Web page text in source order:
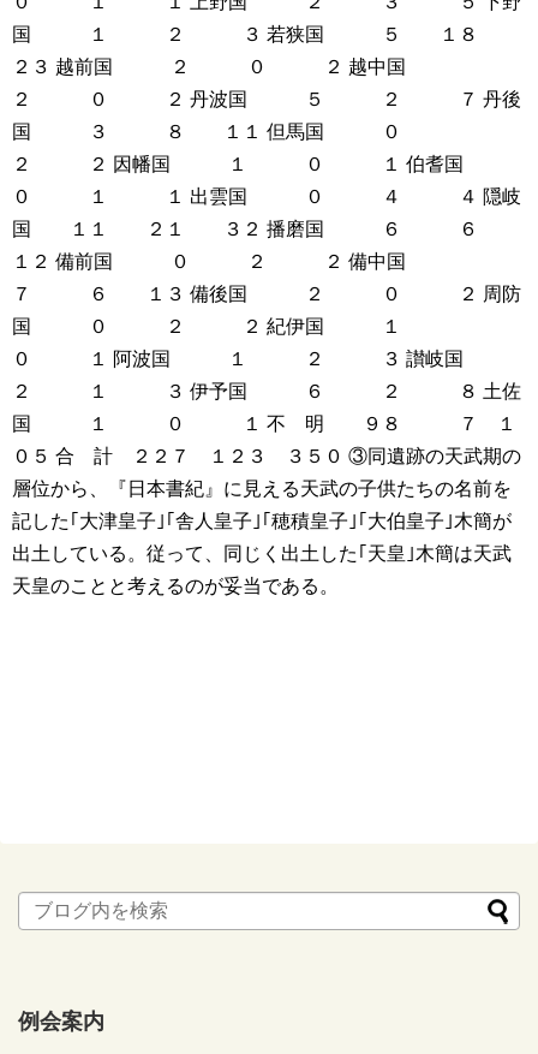
国 １ ２ ３ 若狭国 ５ １８
２３ 越前国 ２ ０ ２ 越中国
２ ０ ２ 丹波国 ５ ２ ７ 丹後
国 ３ ８ １１
但馬国 ０
２ ２ 因幡国 １ ０ １
伯耆国
０ １ １
出雲国 ０ ４ ４ 隠岐
国 １１ ２１ ３２ 播磨国 ６ ６
１２ 備前国 ０ ２ ２ 備中国
７ ６ １３ 備後国 ２ ０ ２ 周防
国 ０ ２ ２ 紀伊国 １
０ １
阿波国 １ ２ ３ 讃岐国
２ １ ３ 伊予国 ６ ２ ８ 土佐
国 １ ０ １
不 明 ９８ ７ １
０５ 合 計 ２２７ １２３ ３５０ ③同遺跡の天武期の
層位から、『日本書紀』に見える天武の子供たちの名前を
記した｢大津皇子｣｢舎人皇子｣｢穂積皇子｣｢大伯皇子｣木簡が
出土している。従って、同じく出土した｢天皇｣木簡は天武
天皇のことと考えるのが妥当である。
例会案内